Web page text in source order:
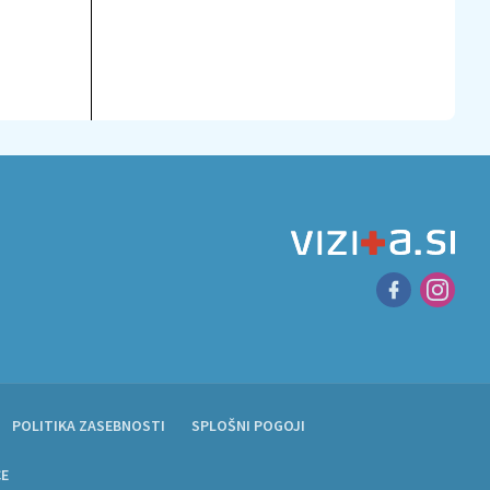
POLITIKA ZASEBNOSTI SPLOŠNI POGOJI